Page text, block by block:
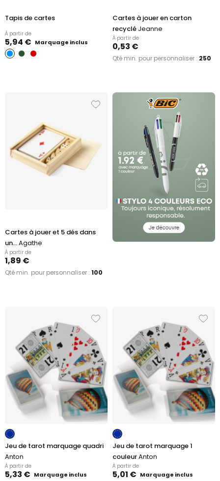
Tapis de cartes
À partir de
5,94 € Marquage inclus
Cartes à jouer en carton
recyclé Jeanne
À partir de
0,53 €
Qté min. pour personnaliser : 250
Cartes à jouer et 5 dés dans
un...Agathe
À partir de
1,89 €
Qté min. pour personnaliser : 100
Jeu de tarot marquage quadri
Anton
À partir de
5,33 € Marquage inclus
Jeu de tarot marquage 1
couleurAnton
À partir de
5,01 € Marquage inclus